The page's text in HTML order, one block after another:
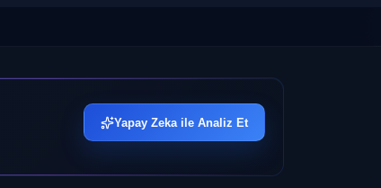
Yapay Zeka ile Analiz Et